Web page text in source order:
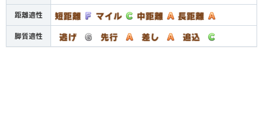
距離適性
脚質適性